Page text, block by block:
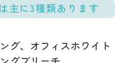
主に3種類あります
グ、オフィスホワイト